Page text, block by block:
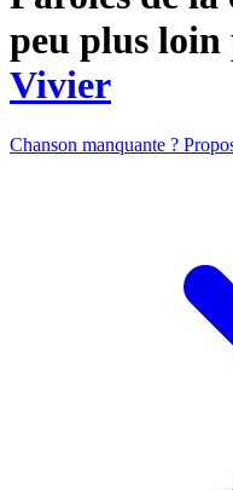
peu plus loin
Vivier
Chanson manquante ?